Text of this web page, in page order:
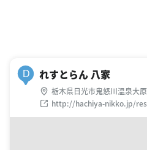
D れすとらん 八家
栃木県日光市鬼怒川温泉大
http://hachiya-nikko.jp/